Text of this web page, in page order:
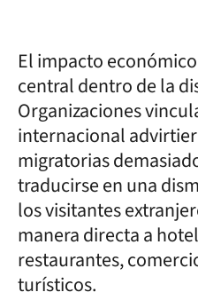
El impacto
central dentro de la
Organizaciones
internacional
migratorias
traducirse en una
los visitantes
manera directa a
restaurantes,
turísticos.